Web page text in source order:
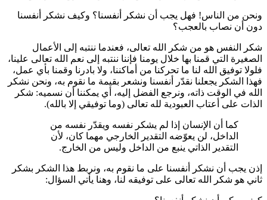
ونحن من الناس! فهل يجب أن نشكر أنفسنا؟ وكيف نشكر أنفسنا
دون أن نصاب بالعجب؟
شكر النفس هو من شكر الله تعالى، فعندما ننتبه إلى الأعمال
الصغيرة التي قمنا بها خلال يومنا فإننا ننتبه إلى نعم الله تعالى علينا،
فلولا توفيق الله لنا ما تحركنا من أماكننا، ولا بادرنا وقمنا بأي عمل،
فهذا الشكر يجعلنا نقدّر أنفسنا ونشعر بقيمة ما نقوم به، ونحن نشكر
الله في الوقت ذاته، ونرجع الفضل إليه، أي يمكننا أن نسميه: شكر
الذات على أعتاب العبودية لله تعالى (وما توفيقي إلا بالله).
كما أن الإنسان إذا لم يشكر نفسه ويقدّر نفسه من
الداخل، لن يعوّضه التقدير الخارجي مهما كان، لأن
التقدير الذاتي ينبع من الداخل وليس من الخارج.
إذن يجب أن نشكر أنفسنا على ما نقوم به، ونربط هذا الشكر بشكر
ثاني هو شكر الله تعالى على توفيقه لنا، وهنا يأتي السؤال: